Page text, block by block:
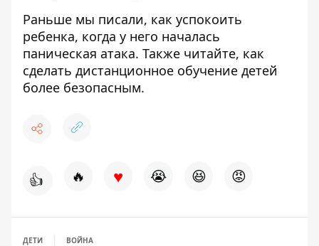
Раньше мы писали, как успокоить
ребенка, когда у него началась
паническая атака. Также читайте, как
сделать дистанционное обучение детей
более безопасным.
👍 🔥 ♥ 😭 😆 😡
ДЕТИ ВОЙНА